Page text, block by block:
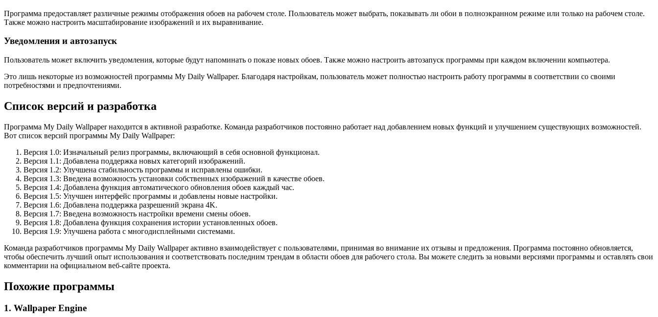
Программа предоставляет различные режимы отображения обоев на рабочем столе. Пользователь может выбрать, показывать ли обои в полноэкранном режиме или только на рабочем столе.
Также можно настроить масштабирование изображений и их выравнивание.
Уведомления и автозапуск
Пользователь может включить уведомления, которые будут напоминать о показе новых обоев. Также можно настроить автозапуск программы при каждом включении компьютера.
Это лишь некоторые из возможностей программы My Daily Wallpaper. Благодаря настройкам, пользователь может полностью настроить работу программы в соответствии со своими
потребностями и предпочтениями.
Список версий и разработка
Программа My Daily Wallpaper находится в активной разработке. Команда разработчиков постоянно работает над добавлением новых функций и улучшением существующих возможностей.
Вот список версий программы My Daily Wallpaper:
Версия 1.0: Изначальный релиз программы, включающий в себя основной функционал.
Версия 1.1: Добавлена поддержка новых категорий изображений.
Версия 1.2: Улучшена стабильность программы и исправлены ошибки.
Версия 1.3: Введена возможность установки собственных изображений в качестве обоев.
Версия 1.4: Добавлена функция автоматического обновления обоев каждый час.
Версия 1.5: Улучшен интерфейс программы и добавлены новые настройки.
Версия 1.6: Добавлена поддержка разрешений экрана 4K.
Версия 1.7: Введена возможность настройки времени смены обоев.
Версия 1.8: Добавлена функция сохранения истории установленных обоев.
Версия 1.9: Улучшена работа с многодисплейными системами.
Команда разработчиков программы My Daily Wallpaper активно взаимодействует с пользователями, принимая во внимание их отзывы и предложения. Программа постоянно обновляется,
чтобы обеспечить лучший опыт использования и соответствовать последним трендам в области обоев для рабочего стола. Вы можете следить за новыми версиями программы и оставлять свои
комментарии на официальном веб-сайте проекта.
Похожие программы
1. Wallpaper Engine